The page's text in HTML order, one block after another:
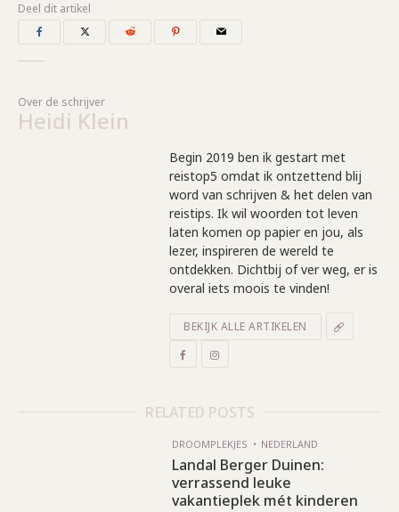
Deel dit artikel
Over de schrijver
Heidi Klein
Begin 2019 ben ik gestart met
reistop5 omdat ik ontzettend blij
word van schrijven & het delen van
reistips. Ik wil woorden tot leven
laten komen op papier en jou, als
lezer, inspireren de wereld te
ontdekken. Dichtbij of ver weg, er is
overal iets moois te vinden!
BEKIJK ALLE ARTIKELEN
RELATED POSTS
DROOMPLEKJES NEDERLAND
Landal Berger Duinen:
verrassend leuke
vakantieplek mét kinderen